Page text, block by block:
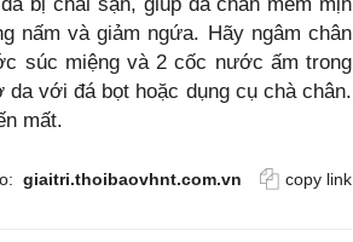
nấm và giảm ngứa. Hãy ngâm chân
súc miệng và 2 cốc nước ấm trong
với đá bọt hoặc dụng cụ chà chân.
mất.
giaitri.thoibaovhnt.com.vn copy link